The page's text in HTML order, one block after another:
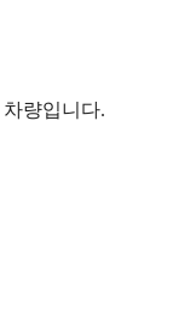
량입니다.